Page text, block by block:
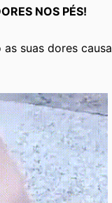
NOS PÉS!
suas dores